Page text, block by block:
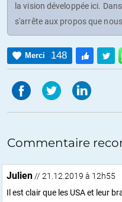
la vision développée ici.
s'arrête aux propos que
Merci 148
Commentaire
Julien // 21.12.2019 à 12h55
Il est clair que les USA et leur